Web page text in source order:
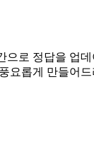
로 정답을 업
요롭게 만들어